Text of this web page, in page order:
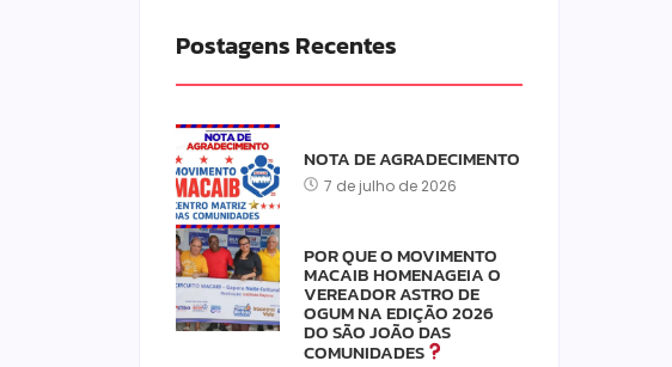
Postagens Recentes
NOTA DE AGRADECIMENTO
7 de julho de 2026
POR QUE O MOVIMENTO
MACAIB HOMENAGEIA O
VEREADOR ASTRO DE
OGUM NA EDIÇÃO 2026
DO SÃO JOÃO DAS
COMUNIDADES